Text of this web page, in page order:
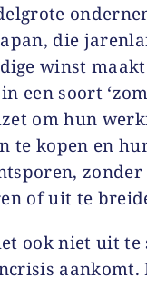
die
winst
een soort
om hun
te kopen en
of uit te
ook niet uit te
aankomt.